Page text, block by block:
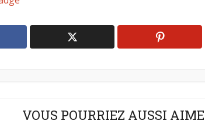
VOUS POURRIEZ AUSSI